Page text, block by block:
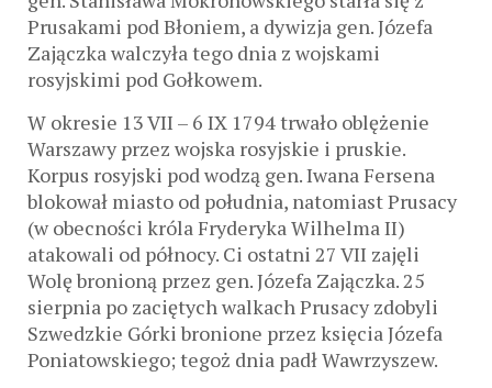
Prusakami pod Błoniem, a dywizja gen. Józefa
Zajączka walczyła tego dnia z wojskami
rosyjskimi pod Gołkowem.
W okresie 13 VII – 6 IX 1794 trwało oblężenie
Warszawy przez wojska rosyjskie i pruskie.
Korpus rosyjski pod wodzą gen. Iwana Fersena
blokował miasto od południa, natomiast Prusacy
(w obecności króla Fryderyka Wilhelma II)
atakowali od północy. Ci ostatni 27 VII zajęli
Wolę bronioną przez gen. Józefa Zajączka. 25
sierpnia po zaciętych walkach Prusacy zdobyli
Szwedzkie Górki bronione przez księcia Józefa
Poniatowskiego; tegoż dnia padł Wawrzyszew.